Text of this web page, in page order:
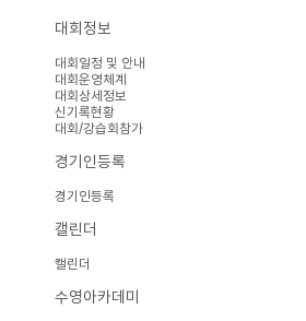
대회정보
대회일정 및 안내
대회운영체계
대회상세정보
신기록현황
대회/강습회참가
경기인등록
경기인등록
캘린더
캘린더
수영아카데미